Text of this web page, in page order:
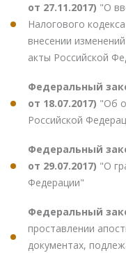
от 27.11.2017) "О
Налогового
внесении
акты Российской
Федеральный
от 18.07.2017) "Об
Российской
Федеральный
от 29.07.2017) "О
Федерации"
Федеральный
проставлении
документах,